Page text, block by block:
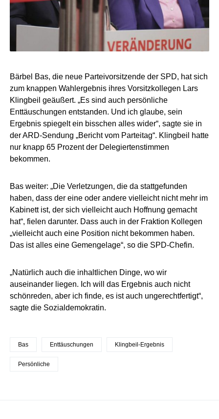
Bärbel Bas, die neue Parteivorsitzende der SPD, hat sich
zum knappen Wahlergebnis ihres Vorsitzkollegen Lars
Klingbeil geäußert. „Es sind auch persönliche
Enttäuschungen entstanden. Und ich glaube, sein
Ergebnis spiegelt ein bisschen alles wider“, sagte sie in
der ARD-Sendung „Bericht vom Parteitag“. Klingbeil hatte
nur knapp 65 Prozent der Delegiertenstimmen
bekommen.
Bas weiter: „Die Verletzungen, die da stattgefunden
haben, dass der eine oder andere vielleicht nicht mehr im
Kabinett ist, der sich vielleicht auch Hoffnung gemacht
hat“, fielen darunter. Dass auch in der Fraktion Kollegen
„vielleicht auch eine Position nicht bekommen haben.
Das ist alles eine Gemengelage“, so die SPD-Chefin.
„Natürlich auch die inhaltlichen Dinge, wo wir
auseinander liegen. Ich will das Ergebnis auch nicht
schönreden, aber ich finde, es ist auch ungerechtfertigt“,
sagte die Sozialdemokratin.
Bas Enttäuschungen Klingbeil-Ergebnis
Persönliche